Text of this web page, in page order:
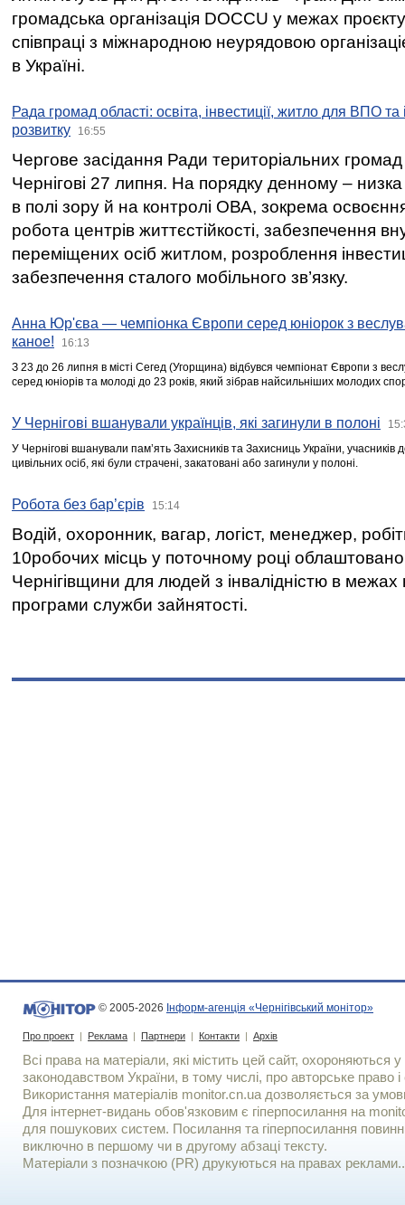
громадська організація DOCCU у межах
співпраці з міжнародною неурядовою
в Україні.
Рада громад області: освіта, інвестиції, житло для ВПО
розвитку
16:55
Чергове засідання Ради територіальних громад
Чернігові 27 липня. На порядку денному –
в полі зору й на контролі ОВА, зокрема освоєння
робота центрів життєстійкості, забезпечення
переміщених осіб житлом, розроблення
забезпечення сталого мобільного зв’язку.
Анна Юр'єва — чемпіонка Європи серед юніорок з
каное!
16:13
З 23 до 26 липня в місті Сегед (Угорщина) відбувся чемпіонат Європи з
серед юніорів та молоді до 23 років, який зібрав найсильніших молодих
У Чернігові вшанували українців, які загинули в полоні
У Чернігові вшанували пам’ять Захисників та Захисниць України,
цивільних осіб, які були страчені, закатовані або загинули у полоні.
Робота без бар’єрів 15:14
Водій, охоронник, вагар, логіст, менеджер,
10робочих місць у поточному році
Чернігівщини для людей з інвалідністю в межах
програми служби зайнятості.
© 2005-2026 Інформ-агенція «Чернігівський монітор»
Про проект | Реклама | Партнери | Контакти | Архів
Всі права на матеріали, які містить цей сайт, охороняються у
законодавством України, в тому числі, про авторське право і
Використання матерiалiв monitor.cn.ua дозволяється за
Для iнтернет-видань обов'язковим є гiперпосилання на
для пошукових систем. Посилання та гіперпосилання
виключно в першому чи в другому абзаці тексту.
Матеріали з позначкою (PR) друкуються на правах реклами..